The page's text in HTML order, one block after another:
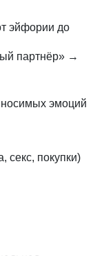
эйфории до
партнёр» →
эмоций
секс, покупки)